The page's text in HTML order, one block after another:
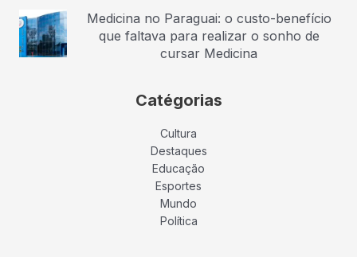
Medicina no Paraguai: o custo-benefício
que faltava para realizar o sonho de
cursar Medicina
Catégorias
Cultura
Destaques
Educação
Esportes
Mundo
Política